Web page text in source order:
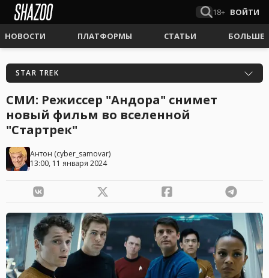
18+ ВОЙТИ
НОВОСТИ ПЛАТФОРМЫ СТАТЬИ БОЛЬШЕ
STAR TREK
СМИ: Режиссер "Андора" снимет
новый фильм во вселенной
"Стартрек"
Антон (cyber_samovar)
13:00, 11 января 2024